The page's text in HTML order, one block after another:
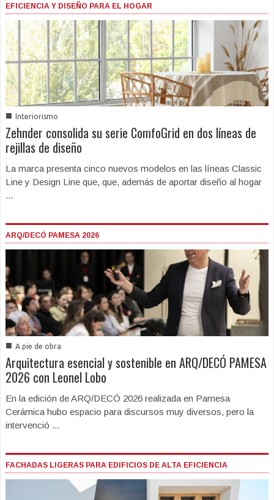
EFICIENCIA Y DISEÑO PARA EL HOGAR
■ Interiorismo
Zehnder consolida su serie ComfoGrid en dos líneas de
rejillas de diseño
La marca presenta cinco nuevos modelos en las líneas Classic
Line y Design Line que, que, además de aportar diseño al hogar
...
ARQ/DECÓ PAMESA 2026
■ A pie de obra
Arquitectura esencial y sostenible en ARQ/DECÓ PAMESA
2026 con Leonel Lobo
En la edición de ARQ/DECÓ 2026 realizada en Pamesa
Cerámica hubo espacio para discursos muy diversos, pero la
intervenció ...
FACHADAS LIGERAS PARA EDIFICIOS DE ALTA EFICIENCIA